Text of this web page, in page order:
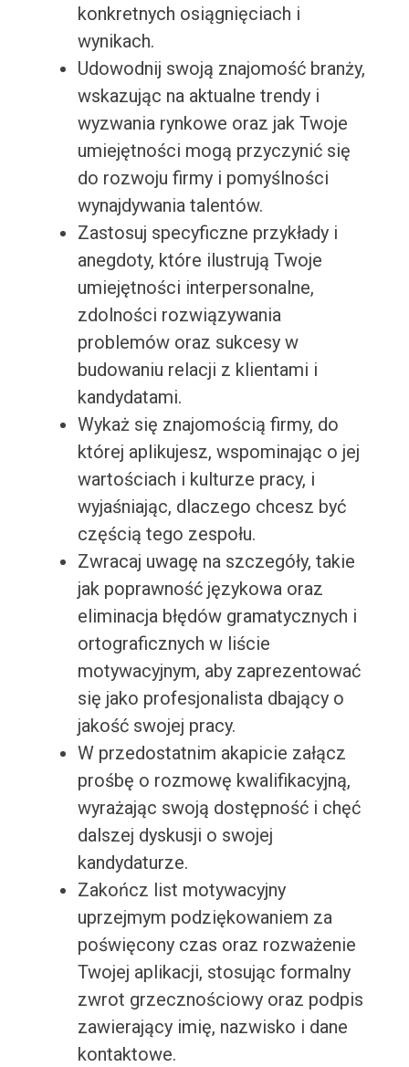
konkretnych osiągnięciach i
wynikach.
Udowodnij swoją znajomość branży,
wskazując na aktualne trendy i
wyzwania rynkowe oraz jak Twoje
umiejętności mogą przyczynić się
do rozwoju firmy i pomyślności
wynajdywania talentów.
Zastosuj specyficzne przykłady i
anegdoty, które ilustrują Twoje
umiejętności interpersonalne,
zdolności rozwiązywania
problemów oraz sukcesy w
budowaniu relacji z klientami i
kandydatami.
Wykaż się znajomością firmy, do
której aplikujesz, wspominając o jej
wartościach i kulturze pracy, i
wyjaśniając, dlaczego chcesz być
częścią tego zespołu.
Zwracaj uwagę na szczegóły, takie
jak poprawność językowa oraz
eliminacja błędów gramatycznych i
ortograficznych w liście
motywacyjnym, aby zaprezentować
się jako profesjonalista dbający o
jakość swojej pracy.
W przedostatnim akapicie załącz
prośbę o rozmowę kwalifikacyjną,
wyrażając swoją dostępność i chęć
dalszej dyskusji o swojej
kandydaturze.
Zakończ list motywacyjny
uprzejmym podziękowaniem za
poświęcony czas oraz rozważenie
Twojej aplikacji, stosując formalny
zwrot grzecznościowy oraz podpis
zawierający imię, nazwisko i dane
kontaktowe.